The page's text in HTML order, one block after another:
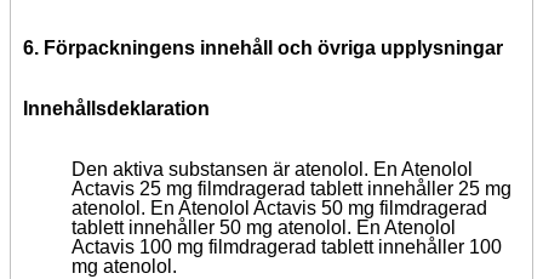
6. Förpackningens innehåll och övriga upplysningar
Innehållsdeklaration
Den aktiva substansen är atenolol. En Atenolol
Actavis 25 mg filmdragerad tablett innehåller 25 mg
atenolol. En Atenolol Actavis 50 mg filmdragerad
tablett innehåller 50 mg atenolol. En Atenolol
Actavis 100 mg filmdragerad tablett innehåller 100
mg atenolol.